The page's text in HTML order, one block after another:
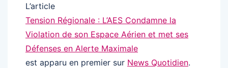
L’article
Tension Régionale : L’AES Condamne la
Violation de son Espace Aérien et met ses
Défenses en Alerte Maximale
est apparu en premier sur News Quotidien.